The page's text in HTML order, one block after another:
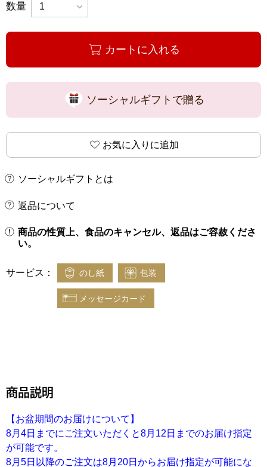
数量
カートに入れる
ソーシャルギフトで贈る
お気に入りに追加
ソーシャルギフトとは
返品について
商品の性質上、食品のキャンセル、返品はご容赦くださ
い。
サービス： のし紙 包装
メッセージカード
商品説明
【お盆期間のお届けについて】
8月4日までにご注文いただくと8月12日までのお届け指定
が可能です。
8月5日以降のご注文は8月20日からお届け指定が可能にな